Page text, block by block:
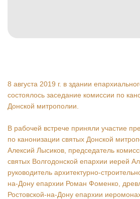
8 августа 2019 г. в здании
состоялось заседание комиссии по
Донской митрополии.
В рабочей встрече приняли участие
по канонизации святых Донской
Алексий Лысиков, председатель
святых Волгодонской епархии иерей
руководитель архитектурно-
на-Дону епархии Роман Фоменко,
Ростовской-на-Дону епархии